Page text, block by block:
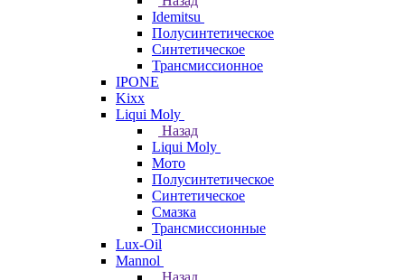
Idemitsu
Полусинтетическое
Синтетическое
Трансмиссионное
IPONE
Kixx
Liqui Moly
Назад
Liqui Moly
Мото
Полусинтетическое
Синтетическое
Смазка
Трансмиссионные
Lux-Oil
Mannol
Назад